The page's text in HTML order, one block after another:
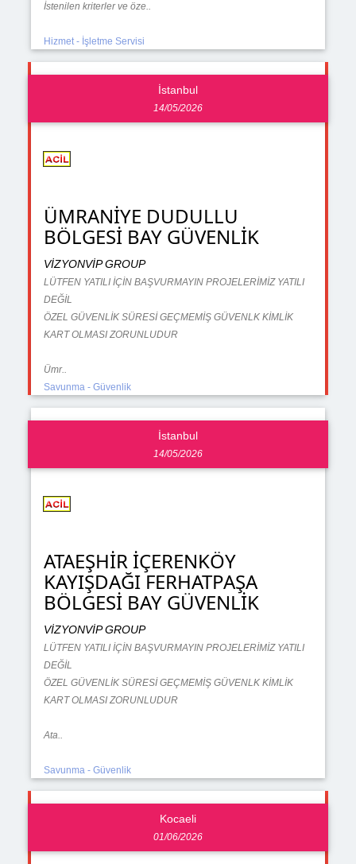
İstenilen kriterler ve öze..
Hizmet - İşletme Servisi
İstanbul
14/05/2026
ÜMRANİYE DUDULLU
BÖLGESİ BAY GÜVENLİK
VİZYONVİP GROUP
LÜTFEN YATILI İÇİN BAŞVURMAYIN PROJELERİMİZ YATILI
DEĞİL
ÖZEL GÜVENLİK SÜRESİ GEÇMEMİŞ GÜVENLK KİMLİK
KART OLMASI ZORUNLUDUR
Ümr..
Savunma - Güvenlik
İstanbul
14/05/2026
ATAEŞHİR İÇERENKÖY
KAYIŞDAĞI FERHATPAŞA
BÖLGESİ BAY GÜVENLİK
VİZYONVİP GROUP
LÜTFEN YATILI İÇİN BAŞVURMAYIN PROJELERİMİZ YATILI
DEĞİL
ÖZEL GÜVENLİK SÜRESİ GEÇMEMİŞ GÜVENLK KİMLİK
KART OLMASI ZORUNLUDUR
Ata..
Savunma - Güvenlik
Kocaeli
01/06/2026